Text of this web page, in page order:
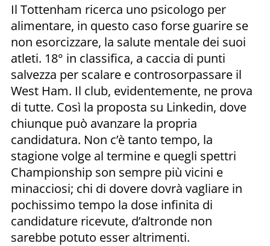
Il Tottenham ricerca uno psicologo per
alimentare, in questo caso forse guarire se
non esorcizzare, la salute mentale dei suoi
atleti. 18° in classifica, a caccia di punti
salvezza per scalare e controsorpassare il
West Ham. Il club, evidentemente, ne prova
di tutte. Così la proposta su Linkedin, dove
chiunque può avanzare la propria
candidatura. Non c’è tanto tempo, la
stagione volge al termine e quegli spettri
Championship son sempre più vicini e
minacciosi; chi di dovere dovrà vagliare in
pochissimo tempo la dose infinita di
candidature ricevute, d’altronde non
sarebbe potuto esser altrimenti.